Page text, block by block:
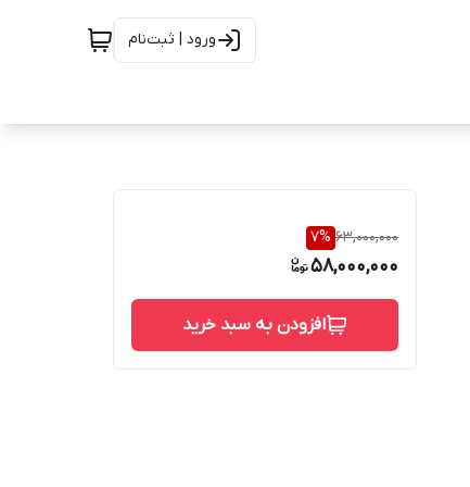
ورود | ثبت‌نام
63,000,000
7%
58,000,000
افزودن به سبد خرید